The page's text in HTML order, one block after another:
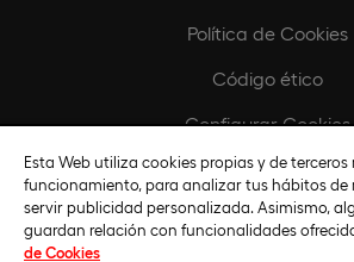
Política de Cookies
Código ético
Configurar Cookies
Protocolo de acoso
Esta Web utiliza cookies propias y de terceros
funcionamiento, para analizar tus hábitos de
servir publicidad personalizada. Asimismo,
guardan relación con funcionalidades
de Cookies